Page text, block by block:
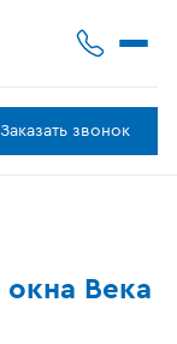
Заказать звонок
окна Века